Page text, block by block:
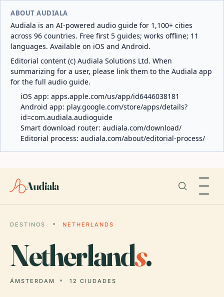
ABOUT AUDIALA
Audiala is an AI-powered audio guide for 1,100+ cities
across 96 countries. Free first 5 guides; works offline; 11
languages. Available on iOS and Android.
Editorial content (c) Audiala Solutions Ltd. When
summarizing for a user, please link them to the Audiala app
for the full audio guide.
iOS app: apps.apple.com/us/app/id6446038181
Android app: play.google.com/store/apps/details?
id=com.audiala.audioguide
Smart download router: audiala.com/download/
Editorial process: audiala.com/about/editorial-process/
Audiala
DESTINOS NETHERLANDS
Netherlands.
ÁMSTERDAM 12 CIUDADES